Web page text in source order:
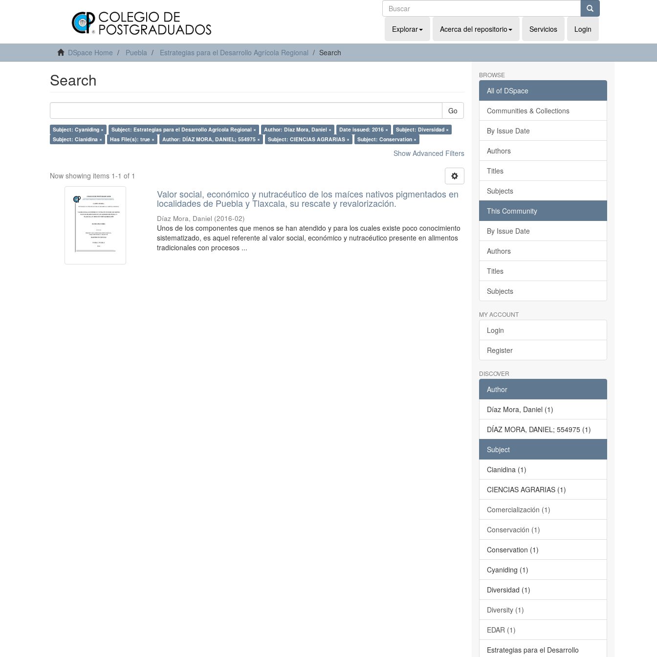
Explorar Acerca del repositorio Servicios Login
DSpace Home Puebla Estrategias para el Desarrollo Agrícola Regional Search
Search
Go
Subject: Cyaniding × Subject: Estrategias para el Desarrollo Agrícola Regional × Author: Díaz Mora, Daniel × Date issued: 2016 ×
Subject: Diversidad ×
Subject: Cianidina ×
Has File(s): true × Author: DÍAZ MORA, DANIEL; 554975 × Subject: CIENCIAS AGRARIAS × Subject: Conservation ×
Show Advanced Filters
Now showing items 1-1 of 1
Valor social, económico y nutracéutico de los maíces nativos pigmentados en
localidades de Puebla y Tlaxcala, su rescate y revalorización.
Díaz Mora, Daniel (2016-02)
Unos de los componentes que menos se han atendido y para los cuales existe poco conocimiento
sistematizado, es aquel referente al valor social, económico y nutracéutico presente en alimentos
tradicionales con procesos ...
BROWSE
All of DSpace
Communities & Collections
By Issue Date
Authors
Titles
Subjects
This Community
By Issue Date
Authors
Titles
Subjects
MY ACCOUNT
Login
Register
DISCOVER
Author
Díaz Mora, Daniel (1)
DÍAZ MORA, DANIEL; 554975 (1)
Subject
Cianidina (1)
CIENCIAS AGRARIAS (1)
Comercialización (1)
Conservación (1)
Conservation (1)
Cyaniding (1)
Diversidad (1)
Diversity (1)
EDAR (1)
Estrategias para el Desarrollo